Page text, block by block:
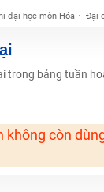
giỏi, nổi tiếng
luyện thi TN THPT
toàn bộ khoá học
Từ 11-13/09/2024
- Lý - Hóa - Văn -
nền vững chắc cho
đại học môn Hóa Đại
trong bảng tuần
không còn